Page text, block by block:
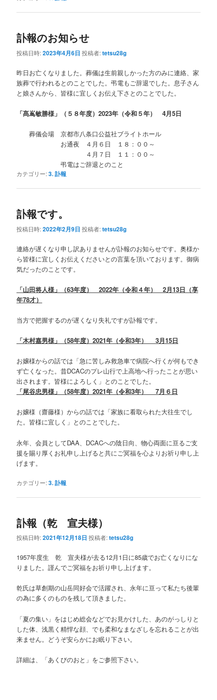
訃報のお知らせ
投稿日時:2023年4月6日 投稿者:tetsu28g
昨日お亡くなりました。葬儀は生前親しかった方のみに連絡、家
族葬で行われるとのことでした。弔電もご辞退でした。息子さん
と娘さんから、皆様に宜しくお伝え下さとのことでした。
「髙嶌敏勝様」（５８年度）2023年（令和５年） 4月5日
葬儀会場 京都市八条口公益社ブライトホール
お通夜 ４月６日 １８：００～
４月７日 １１：００～
弔電はご辞退とのこと
カテゴリー:3. 訃報
訃報です。
投稿日時:2022年2月9日 投稿者:tetsu28g
連絡が遅くなり申し訳ありませんが訃報のお知らせです。奥様か
ら皆様に宜しくお伝えくださいとの言葉を頂いております。御病
気だったのことです。
「山田将人様」（63年度） 2022年（令和４年） 2月13日（享
年78才）
当方で把握するのが遅くなり失礼ですが訃報です。
「木村嘉男様」（58年度）2021年（令和3年） 3月15日
お嬢様からの話では「急に苦しみ救急車で病院へ行くが何もでき
ず亡くなった。昔DCACのプレ山行で上高地へ行ったことが思い
出されます。皆様によろしく」とのことでした。
「尾谷忠男様」（58年度）2021年（令和3年） 7月６日
お嬢様（齋藤様）からの話では「家族に看取られた大往生でし
た。皆様に宜しく」とのことでした。
永年、会員としてDAA、DCACへの陰日向、物心両面に亘るご支
援を賜り厚くお礼申し上げると共にご冥福を心よりお祈り申し上
げます。
カテゴリー:3. 訃報
訃報（乾 宣夫様）
投稿日時:2021年12月18日 投稿者:tetsu28g
1957年度生 乾 宣夫様が去る12月1日に85歳でお亡くなりにな
りました。謹んでご冥福をお祈り申し上げます。
乾氏は草創期の山岳同好会で活躍され、永年に亘って私たち後輩
の為に多くのものを残して頂きました。
「夏の集い」をはじめ総会などでお見かけした、あのがっしりと
した体、浅黒く精悍な顔、でも柔和なまなざしを忘れることが出
来ません。どうぞ安らかにお眠り下さい。
詳細は、「あくびのおと」をご参照下さい。